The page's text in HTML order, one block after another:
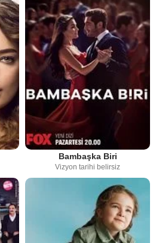
Bambaşka Biri
Vizyon tarihi belirsiz